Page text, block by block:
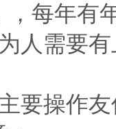
，每年有
人需要
要操作